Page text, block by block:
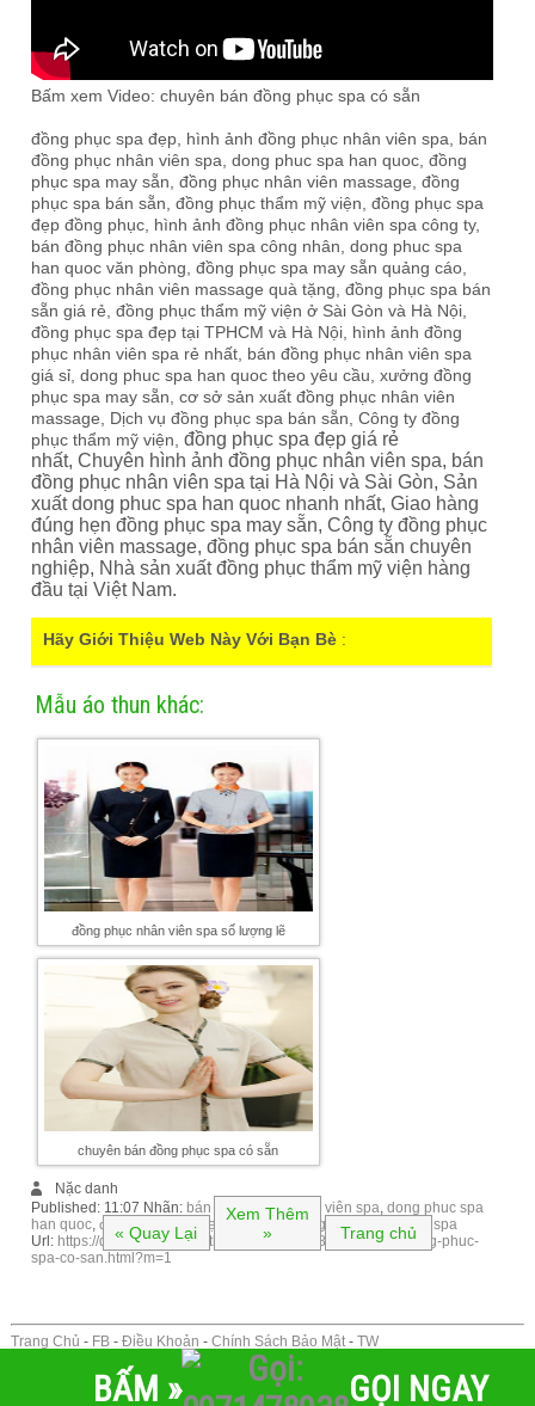
Bấm xem Video: chuyên bán đồng phục spa có sẵn
đồng phục spa đẹp, hình ảnh đồng phục nhân viên spa, bán
đồng phục nhân viên spa, dong phuc spa han quoc, đồng
phục spa may sẵn, đồng phục nhân viên massage, đồng
phục spa bán sẵn, đồng phục thẩm mỹ viện, đồng phục spa
đẹp đồng phục, hình ảnh đồng phục nhân viên spa công ty,
bán đồng phục nhân viên spa công nhân, dong phuc spa
han quoc văn phòng, đồng phục spa may sẵn quảng cáo,
đồng phục nhân viên massage quà tặng, đồng phục spa bán
sẵn giá rẻ, đồng phục thẩm mỹ viện ở Sài Gòn và Hà Nội,
đồng phục spa đẹp tại TPHCM và Hà Nội, hình ảnh đồng
phục nhân viên spa rẻ nhất, bán đồng phục nhân viên spa
giá sỉ, dong phuc spa han quoc theo yêu cầu, xưởng đồng
phục spa may sẵn, cơ sở sản xuất đồng phục nhân viên
massage, Dịch vụ đồng phục spa bán sẵn, Công ty đồng
phục thẩm mỹ viện, đồng phục spa đẹp giá rẻ
nhất, Chuyên hình ảnh đồng phục nhân viên spa, bán
đồng phục nhân viên spa tại Hà Nội và Sài Gòn, Sản
xuất dong phuc spa han quoc nhanh nhất, Giao hàng
đúng hẹn đồng phục spa may sẵn, Công ty đồng phục
nhân viên massage, đồng phục spa bán sẵn chuyên
nghiệp, Nhà sản xuất đồng phục thẩm mỹ viện hàng
đầu tại Việt Nam.
Hãy Giới Thiệu Web Này Với Bạn Bè:
Mẫu áo thun khác:
đồng phục nhân viên spa số lượng lẽ
chuyên bán đồng phục spa có sẵn
Nặc danh
Published: 11:07 Nhãn: bán đồng phục nhân viên spa, dong phuc spa
han quoc, đồng phục spa đẹp , hình ảnh đồng phục nhân viên spa
Url: https://dongphuc.lamaothun.com/2017/08/chuyen-ban-ong-phuc-
spa-co-san.html?m=1
« Quay Lại
Xem Thêm
»
Trang chủ
Trang Chủ - FB- Điều Khoản - Chính Sách Bảo Mật- TW
BẤM » GỌI NGAY